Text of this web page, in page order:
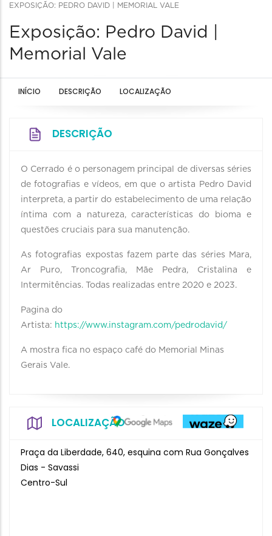
EXPOSIÇÃO: PEDRO DAVID | MEMORIAL VALE
Exposição: Pedro David |
Memorial Vale
INÍCIO DESCRIÇÃO LOCALIZAÇÃO
DESCRIÇÃO
O Cerrado é o personagem principal de diversas séries
de fotografias e vídeos, em que o artista Pedro David
interpreta, a partir do estabelecimento de uma relação
íntima com a natureza, características do bioma e
questões cruciais para sua manutenção.
As fotografias expostas fazem parte das séries Mara,
Ar Puro, Troncografia, Mãe Pedra, Cristalina e
Intermitências. Todas realizadas entre 2020 e 2023.
Pagina do
Artista: https://www.instagram.com/pedrodavid/
A mostra fica no espaço café do Memorial Minas
Gerais Vale.
LOCALIZAÇÃO
Praça da Liberdade, 640, esquina com Rua Gonçalves
Dias - Savassi
Centro-Sul